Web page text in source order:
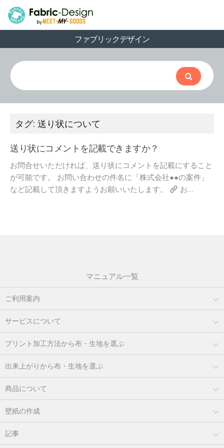
ファブリックデザイン
タグ: 送り状について
送り状にコメントを記載できますか？
お問合せいただければ、送り状にコメントを記載にすること
が可能です。 お問い合わせの件名に「株式会社●●の案件」
など記載して頂きますようお願いいたします。
お…
マニュアル一覧
ご利用案内
サービスについて
プリント加工方法から布・生地を選ぶ
出来上がりから布・生地を選ぶ
商品について
壁紙の作成
記事